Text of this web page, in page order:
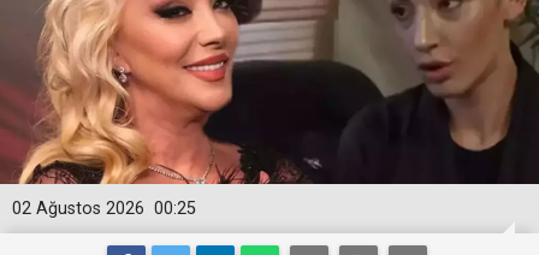
00:25
02 Ağustos 2026